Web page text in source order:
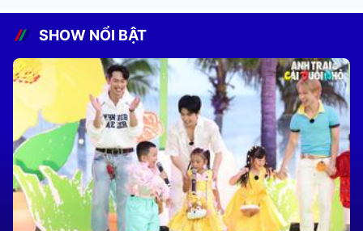
SHOW NỔI BẬT